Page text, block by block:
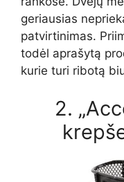
geriausias
patvirtinimas.
todėl aprašytą
kurie turi ribotą
2.